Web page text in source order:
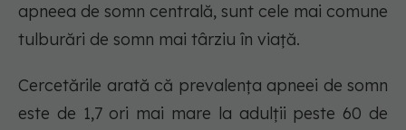
apneea de somn centrală, sunt cele mai comune
tulburări de somn mai târziu în viață.
Cercetările arată că prevalența apneei de somn
este de 1,7 ori mai mare la adulții peste 60 de